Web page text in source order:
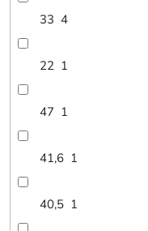
33 4
22 1
47 1
41,6 1
40,5 1